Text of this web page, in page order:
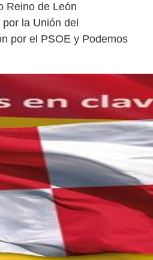
Reino de León
la Unión del
por el PSOE y Podemos